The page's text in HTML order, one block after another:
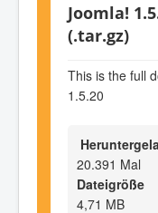
Joomla!
(.tar.gz)
This is the full
1.5.20
20.391 Mal
Dateigröße
4,71 MB